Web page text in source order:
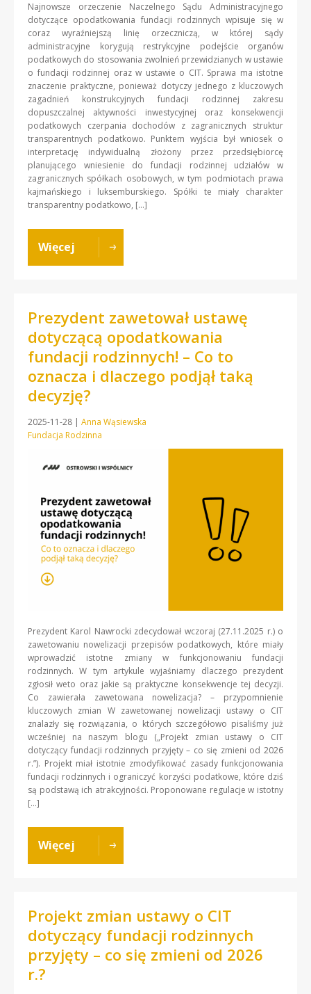
Najnowsze orzeczenie Naczelnego Sądu Administracyjnego
dotyczące opodatkowania fundacji rodzinnych wpisuje się w
coraz wyraźniejszą linię orzeczniczą, w której sądy
administracyjne korygują restrykcyjne podejście organów
podatkowych do stosowania zwolnień przewidzianych w ustawie
o fundacji rodzinnej oraz w ustawie o CIT. Sprawa ma istotne
znaczenie praktyczne, ponieważ dotyczy jednego z kluczowych
zagadnień konstrukcyjnych fundacji rodzinnej zakresu
dopuszczalnej aktywności inwestycyjnej oraz konsekwencji
podatkowych czerpania dochodów z zagranicznych struktur
transparentnych podatkowo. Punktem wyjścia był wniosek o
interpretację indywidualną złożony przez przedsiębiorcę
planującego wniesienie do fundacji rodzinnej udziałów w
zagranicznych spółkach osobowych, w tym podmiotach prawa
kajmańskiego i luksemburskiego. Spółki te miały charakter
transparentny podatkowo, […]
Więcej
Prezydent zawetował ustawę
dotyczącą opodatkowania
fundacji rodzinnych! – Co to
oznacza i dlaczego podjął taką
decyzję?
2025-11-28 | Anna Wąsiewska
Fundacja Rodzinna
Prezydent Karol Nawrocki zdecydował wczoraj (27.11.2025 r.) o
zawetowaniu nowelizacji przepisów podatkowych, które miały
wprowadzić istotne zmiany w funkcjonowaniu fundacji
rodzinnych. W tym artykule wyjaśniamy dlaczego prezydent
zgłosił weto oraz jakie są praktyczne konsekwencje tej decyzji.
Co zawierała zawetowana nowelizacja? – przypomnienie
kluczowych zmian W zawetowanej nowelizacji ustawy o CIT
znalazły się rozwiązania, o których szczegółowo pisaliśmy już
wcześniej na naszym blogu („Projekt zmian ustawy o CIT
dotyczący fundacji rodzinnych przyjęty – co się zmieni od 2026
r.”). Projekt miał istotnie zmodyfikować zasady funkcjonowania
fundacji rodzinnych i ograniczyć korzyści podatkowe, które dziś
są podstawą ich atrakcyjności. Proponowane regulacje w istotny
[…]
Więcej
Projekt zmian ustawy o CIT
dotyczący fundacji rodzinnych
przyjęty – co się zmieni od 2026
r.?